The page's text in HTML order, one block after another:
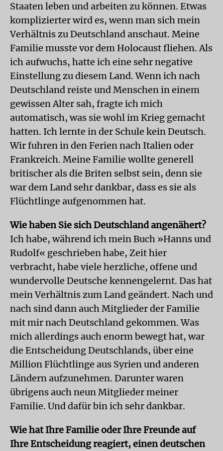
Staaten leben und arbeiten zu können. Etwas
komplizierter wird es, wenn man sich mein
Verhältnis zu Deutschland anschaut. Meine
Familie musste vor dem Holocaust fliehen. Als
ich aufwuchs, hatte ich eine sehr negative
Einstellung zu diesem Land. Wenn ich nach
Deutschland reiste und Menschen in einem
gewissen Alter sah, fragte ich mich
automatisch, was sie wohl im Krieg gemacht
hatten. Ich lernte in der Schule kein Deutsch.
Wir fuhren in den Ferien nach Italien oder
Frankreich. Meine Familie wollte generell
britischer als die Briten selbst sein, denn sie
war dem Land sehr dankbar, dass es sie als
Flüchtlinge aufgenommen hat.
Wie haben Sie sich Deutschland angenähert?
Ich habe, während ich mein Buch »Hanns und
Rudolf« geschrieben habe, Zeit hier
verbracht, habe viele herzliche, offene und
wundervolle Deutsche kennengelernt. Das hat
mein Verhältnis zum Land geändert. Nach und
nach sind dann auch Mitglieder der Familie
mit mir nach Deutschland gekommen. Was
mich allerdings auch enorm bewegt hat, war
die Entscheidung Deutschlands, über eine
Million Flüchtlinge aus Syrien und anderen
Ländern aufzunehmen. Darunter waren
übrigens auch neun Mitglieder meiner
Familie. Und dafür bin ich sehr dankbar.
Wie hat Ihre Familie oder Ihre Freunde auf
Ihre Entscheidung reagiert, einen deutschen